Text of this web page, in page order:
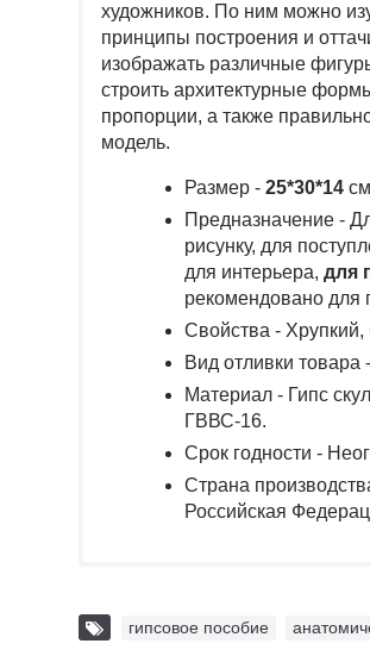
художников. По ним можно
принципы построения и
изображать различные
строить архитектурные
пропорции, а также
модель.
Размер - 25*30*14
Предназначение -
рисунку, для
для интерьера, для
рекомендовано для
Свойства - Хрупкий,
Вид отливки товара
Материал - Гипс
ГВВС-16.
Срок годности -
Страна
Российская
гипсовое пособие